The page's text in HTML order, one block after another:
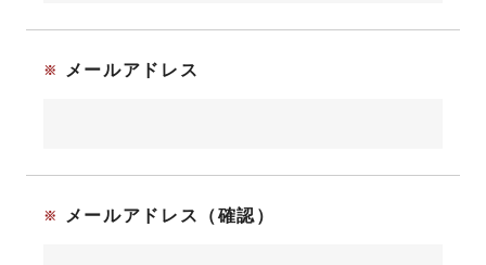
メールアドレス
メールアドレス （確認）